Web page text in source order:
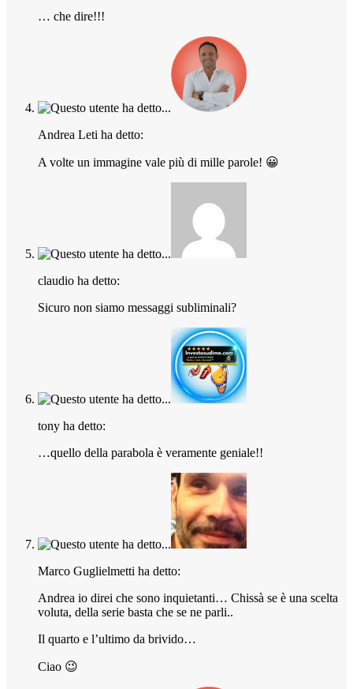
… che dire!!!
Andrea Leti ha detto:
A volte un immagine vale più di mille parole! 😀
claudio ha detto:
Sicuro non siamo messaggi subliminali?
tony ha detto:
…quello della parabola è veramente geniale!!
Marco Guglielmetti ha detto:
Andrea io direi che sono inquietanti… Chissà se è una scelta
voluta, della serie basta che se ne parli..
Il quarto e l’ultimo da brivido…
Ciao 😉